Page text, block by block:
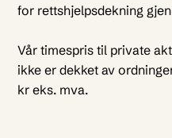
for rettshjelpsdekning
Vår timespris til private
ikke er dekket av
kr eks. mva.